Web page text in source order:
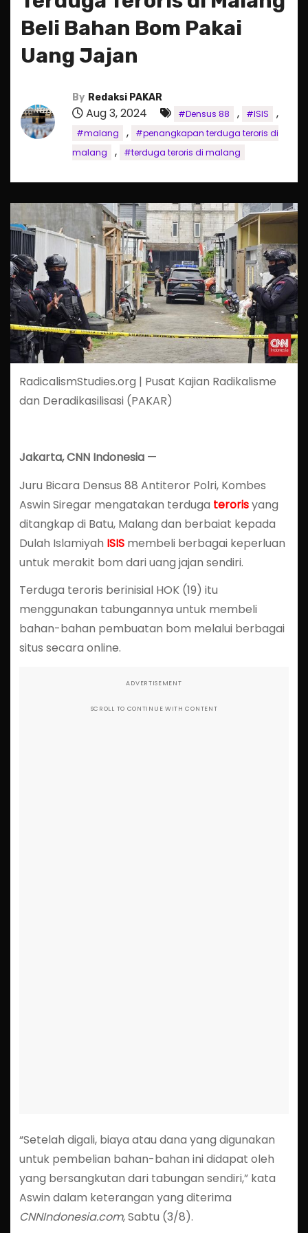
Beli Bahan Bom Pakai
Uang Jajan
By Redaksi PAKAR
Aug 3, 2024 #Densus 88 , #ISIS ,
#malang ,
#penangkapan terduga teroris di
malang
, #terduga teroris di malang
RadicalismStudies.org | Pusat Kajian Radikalisme
dan Deradikasilisasi (PAKAR)
Jakarta, CNN Indonesia—
Juru Bicara Densus 88 Antiteror Polri, Kombes
Aswin Siregar mengatakan terduga terorisyang
ditangkap di Batu, Malang dan berbaiat kepada
Dulah Islamiyah ISISmembeli berbagai keperluan
untuk merakit bom dari uang jajan sendiri.
Terduga teroris berinisial HOK (19) itu
menggunakan tabungannya untuk membeli
bahan-bahan pembuatan bom melalui berbagai
situs secara online.
ADVERTISEMENT
SCROLL TO CONTINUE WITH CONTENT
“Setelah digali, biaya atau dana yang digunakan
untuk pembelian bahan-bahan ini didapat oleh
yang bersangkutan dari tabungan sendiri,” kata
Aswin dalam keterangan yang diterima
CNNIndonesia.com, Sabtu (3/8).